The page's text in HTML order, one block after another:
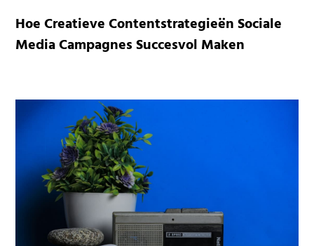
Hoe Creatieve Contentstrategieën Sociale
Media Campagnes Succesvol Maken